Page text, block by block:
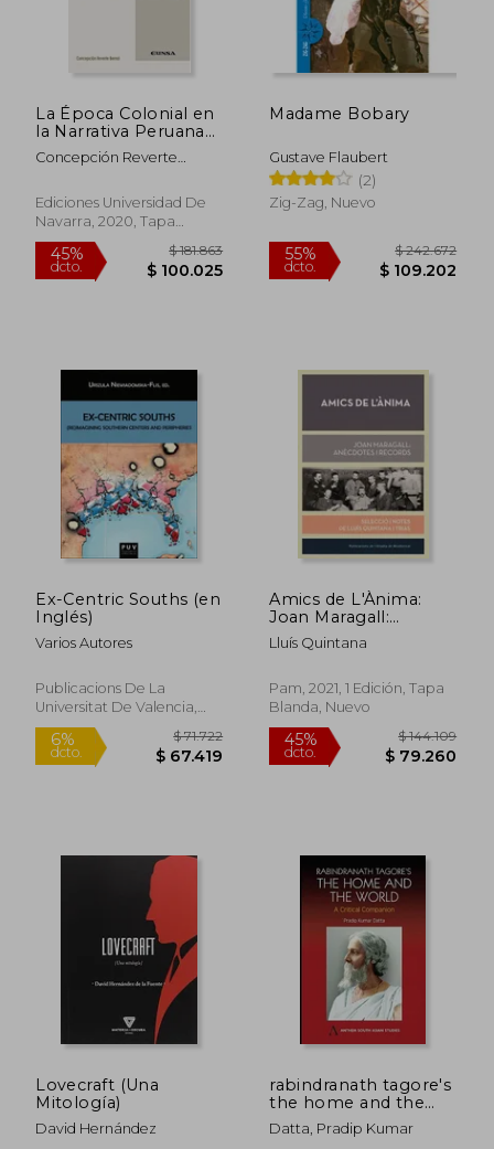
6%
dcto.
45% $ 86.279 45%
La Época Colonial en
la Narrativa Peruana
Contemporánea
Concepción Reverte
Ediciones Universidad De
Navarra, 2020, Tapa
Blanda, Nuevo
45%
dcto.
Madame Bobary
Gustave Flaubert
(2)
Zig-Zag, Nuevo
55%
dcto.
Ex-Centric Souths (en
Inglés)
Varios Autores
Publicacions De La
Universitat De Valencia,
2019, 1 Edición, Tapa
Blanda, Nuevo
Amics de L'Ànima:
Joan Maragall:
Anècdotes i Records:
521 (Biblioteca Serra
Lluís Quintana
Pam, 2021, 1 Edición, Tapa
Blanda, Nuevo
Lovecraft (Una
Mitología)
David Hernández
rabindranath tagore's
the home and the
world: modern essays
in criticism (en Inglés)
Datta, Pradip Kumar